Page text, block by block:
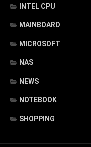
INTEL CPU
MAINBOARD
MICROSOFT
NAS
NEWS
NOTEBOOK
SHOPPING